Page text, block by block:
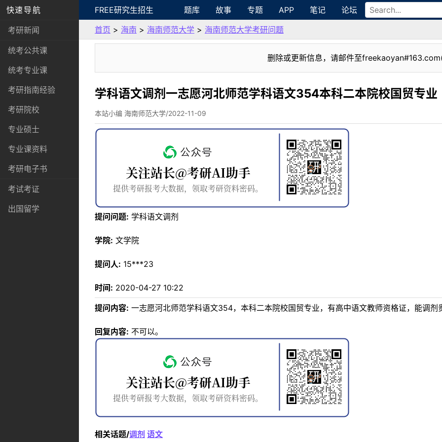
快速导航
考研新闻
统考公共课
统考专业课
考研指南经验
考研院校
专业硕士
专业课资料
考研电子书
考试考证
出国留学
FREE研究生招生 题库 故事 专题 APP 笔记
论坛
首页 > 海南 > 海南师范大学 > 海南师范大学考研问题
删除或更新信息，请邮件至
学科语文调剂一志愿河北师范学科语文354本科二本院校国贸专业
本站小编 海南师范大学/2022-11-09
提问问题: 学科语文调剂
学院: 文学院
提问人: 15***23
时间: 2020-04-27 10:22
提问内容: 一志愿河北师范学科语文354，本科二本院校国贸专业，有高中语文教师资格证，能调剂
回复内容: 不可以。
相关话题/调剂 语文